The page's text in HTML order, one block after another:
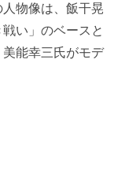
物像は、飯干晃
い」のベースと
能幸三氏がモデ